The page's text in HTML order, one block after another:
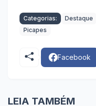
Categorias: Destaque
Picapes
Facebook
LEIA TAMBÉM